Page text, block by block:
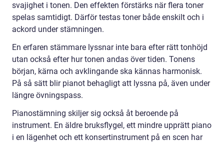
svajighet i tonen. Den effekten förstärks när flera toner
spelas samtidigt. Därför testas toner både enskilt och i
ackord under stämningen.
En erfaren stämmare lyssnar inte bara efter rätt tonhöjd
utan också efter hur tonen andas över tiden. Tonens
början, kärna och avklingande ska kännas harmonisk.
På så sätt blir pianot behagligt att lyssna på, även under
längre övningspass.
Pianostämning skiljer sig också åt beroende på
instrument. En äldre bruksflygel, ett mindre upprätt piano
i en lägenhet och ett konsertinstrument på en scen har